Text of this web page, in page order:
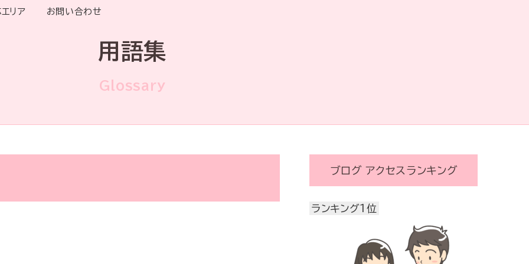
リア お問い合わせ
用語集
Glossary
ブログ アクセスランキング
ランキング1位